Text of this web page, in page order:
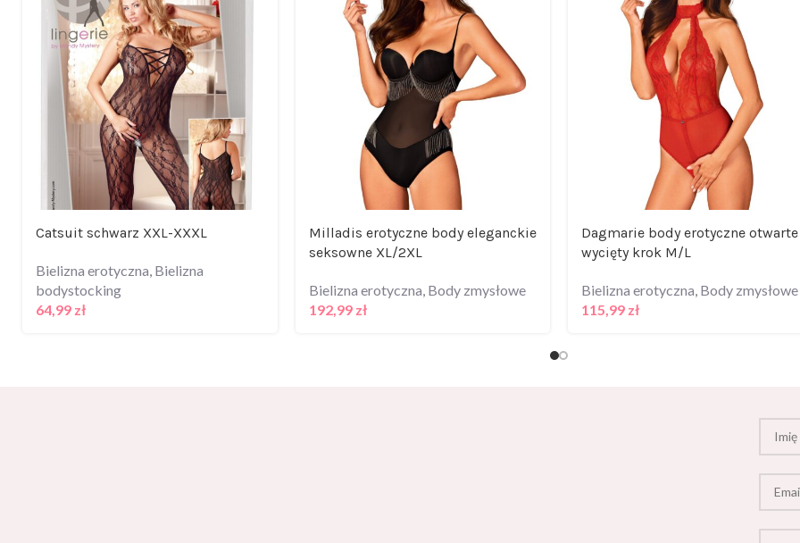
Catsuit schwarz XXL-XXXL
Bielizna erotyczna, Bielizna
bodystocking
64,99 zł
Milladis erotyczne body eleganckie
seksowne XL/2XL
Bielizna erotyczna, Body zmysłowe
192,99 zł
Dagmarie body erotyczne otwarte
wycięty krok M/L
Bielizna erotyczna, Body zmysłowe
115,99 zł